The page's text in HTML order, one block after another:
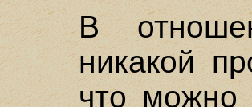
В
никакой
что можно